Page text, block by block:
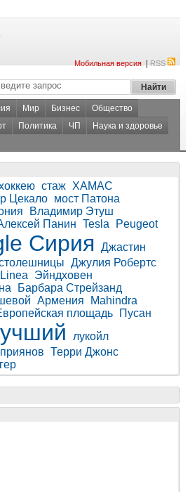
Мобильная версия|RSS
Мир Бизнес
Общество
Политика ЧП
Наука и здоровье
стаж ХАМАС
Цекало мост Патона
Владимир Этуш
Панин Tesla Peugeot
Сирия Джастин
Джулия Робертс
Linea
Эйндховен
Барбара Стрейзанд
Армения
Mahindra
площадь
Пусан
лукойл
Терри Джонс